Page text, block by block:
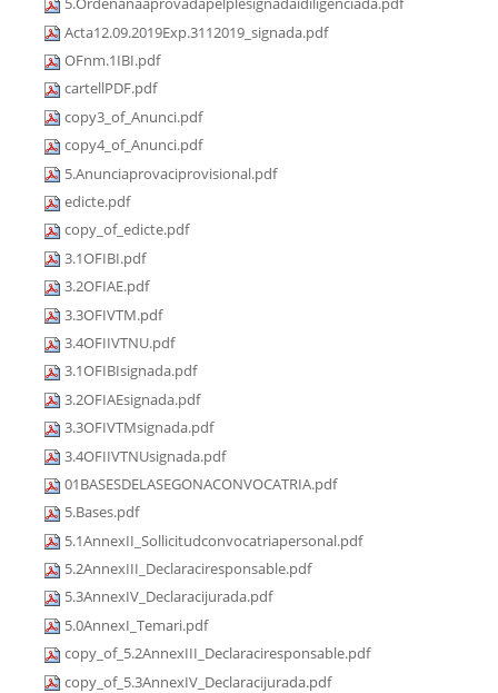
Acta12.09.2019Exp.3112019_signada.pdf
OFnm.1IBI.pdf
cartellPDF.pdf
copy3_of_Anunci.pdf
copy4_of_Anunci.pdf
5.Anunciaprovaciprovisional.pdf
edicte.pdf
copy_of_edicte.pdf
3.1OFIBI.pdf
3.2OFIAE.pdf
3.3OFIVTM.pdf
3.4OFIIVTNU.pdf
3.1OFIBIsignada.pdf
3.2OFIAEsignada.pdf
3.3OFIVTMsignada.pdf
3.4OFIIVTNUsignada.pdf
01BASESDELASEGONACONVOCATRIA.pdf
5.Bases.pdf
5.1AnnexII_Sollicitudconvocatriapersonal.pdf
5.2AnnexIII_Declaraciresponsable.pdf
5.3AnnexIV_Declaracijurada.pdf
5.0AnnexI_Temari.pdf
copy_of_5.2AnnexIII_Declaraciresponsable.pdf
copy_of_5.3AnnexIV_Declaracijurada.pdf